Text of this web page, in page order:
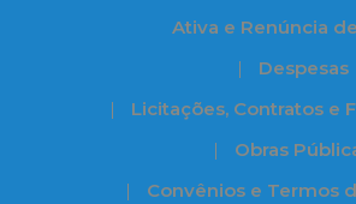
Ativa e Renúncia
Despesas
Licitações, Contratos e
Obras
Convênios e Termos